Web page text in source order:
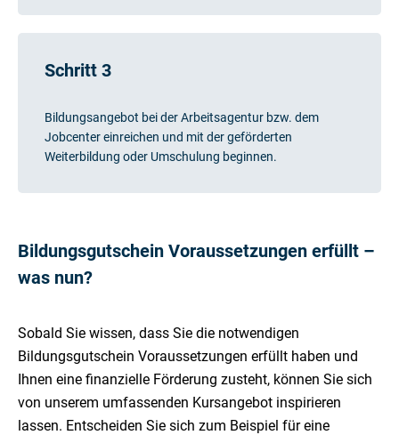
Schritt 3
Bildungsangebot bei der Arbeitsagentur bzw. dem
Jobcenter einreichen und mit der geförderten
Weiterbildung oder Umschulung beginnen.
Bildungsgutschein Voraussetzungen erfüllt –
was nun?
Sobald Sie wissen, dass Sie die notwendigen
Bildungsgutschein Voraussetzungen erfüllt haben und
Ihnen eine finanzielle Förderung zusteht, können Sie sich
von unserem umfassenden Kursangebot inspirieren
lassen. Entscheiden Sie sich zum Beispiel für eine